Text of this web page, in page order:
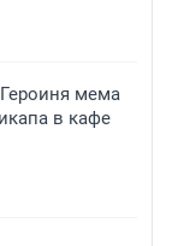
мема
в кафе